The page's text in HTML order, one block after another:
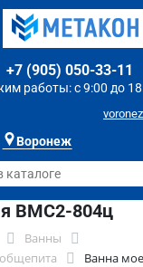
Воронеж
работы: с 9:00 до
+7 (905) 050-33-11
ВМС2-804ц
Ванны
Ванна